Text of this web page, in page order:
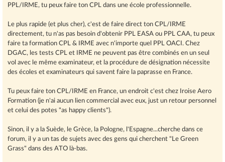
PPL/IRME, tu peux faire ton CPL dans une école professionnelle.
Le plus rapide (et plus cher), c'est de faire direct ton CPL/IRME
directement, tu n'as pas besoin d'obtenir PPL EASA ou PPL CAA, tu peux
faire ta formation CPL & IRME avec n'importe quel PPL OACI. Chez
DGAC, les tests CPL et IRME ne peuvent pas être combinés en un seul
vol avec le même examinateur, et la procédure de désignation nécessite
des écoles et examinateurs qui savent faire la paprasse en France.
Tu peux faire ton CPL/IRME en France, un endroit c'est chez Iroise Aero
Formation (je n'ai aucun lien commercial avec eux, just un retour personnel
et celui des potes "as happy clients").
Sinon, il y a la Suède, le Grèce, la Pologne, l'Espagne...cherche dans ce
forum, il y a un tas de sujets avec des gens qui cherchent "Le Green
Grass" dans des ATO là-bas.